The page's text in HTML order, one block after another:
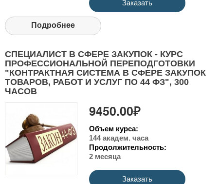
Заказать
Подробнее
СПЕЦИАЛИСТ В СФЕРЕ ЗАКУПОК - КУРС
ПРОФЕССИОНАЛЬНОЙ ПЕРЕПОДГОТОВКИ
"КОНТРАКТНАЯ СИСТЕМА В СФЕРЕ ЗАКУПОК
ТОВАРОВ, РАБОТ И УСЛУГ ПО 44 ФЗ", 300
ЧАСОВ
9450.00₽
Объем курса:
144 академ. часа
Продолжительность:
2 месяца
Заказать